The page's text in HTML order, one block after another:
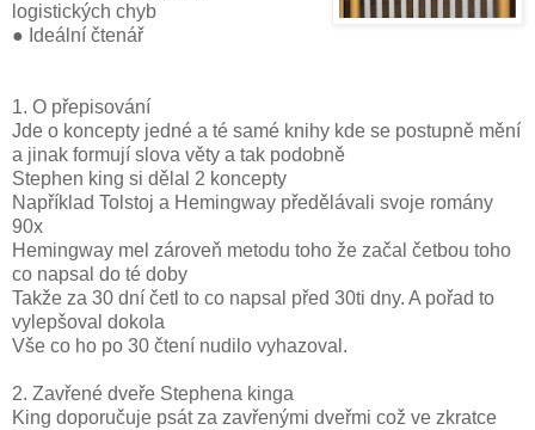
logistických chyb
● Ideální čtenář
1. O přepisování
Jde o koncepty jedné a té samé knihy kde se postupně mění
a jinak formují slova věty a tak podobně
Stephen king si dělal 2 koncepty
Například Tolstoj a Hemingway předělávali svoje romány
90x
Hemingway mel zároveň metodu toho že začal četbou toho
co napsal do té doby
Takže za 30 dní četl to co napsal před 30ti dny. A pořad to
vylepšoval dokola
Vše co ho po 30 čtení nudilo vyhazoval.
2. Zavřené dveře Stephena kinga
King doporučuje psát za zavřenými dveřmi což ve zkratce